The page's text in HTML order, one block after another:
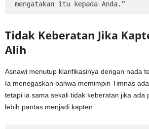
mengatakan itu kepada Anda.”
Tidak Keberatan Jika
Alih
Asnawi menutup klarifikasinya dengan nada
Ia menegaskan bahwa memimpin Timnas
tetapi ia sama sekali tidak keberatan jika ada
lebih pantas menjadi kapten.